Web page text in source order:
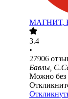
МАГНИТ,
3.4
•
27906
Бавлы,
Можно без